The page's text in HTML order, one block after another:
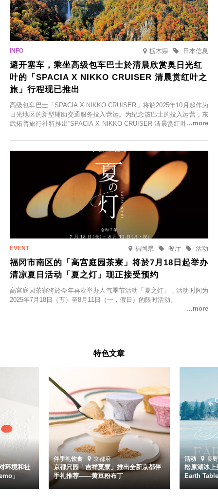
栃木県 日本信息
避开塞车，乘坐高级包车巴士於清晨欣赏奥日光红
叶的「SPACIA X NIKKO CRUISER 清晨赏红叶之
旅」行程现已推出
高级包车巴士「SPACIA X NIKKO CRUISER」将於2025年10月起作为
日光地区的新型辅助交通服务投入营运。为纪念该巴士的投入运营，东
武拓普旅行社特推出“SPACIA X NIKKO CRUISER 清晨赏红叶之旅”，
福岡県 活动
餐厅
福冈市南区的「高宫庭园茶寮」将於7月18日起举办
清凉夏日活动「夏之灯」现正接受预约
高宫庭园茶寮将於今年再次举办人气季节活动「夏之灯」，活动时间为
2025年7月18日（五）至8月11日（一，假日）的限时活动。
特色文章
环境和社
」
伴手礼饮食 京都府
京都只园「吉祥菓寮」推出全新京都伴
手礼推荐——黄豆粉布丁
活动 長
松原湖冰
Earth